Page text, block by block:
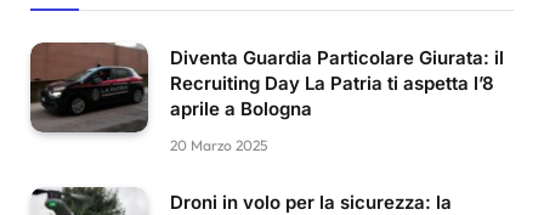
Diventa Guardia Particolare Giurata: il
Recruiting Day La Patria ti aspetta l’8
aprile a Bologna
20 Marzo 2025
Droni in volo per la sicurezza: la